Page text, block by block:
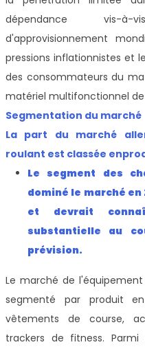
dépendance vis-
d'approvisionnement
pressions inflationnistes et
des consommateurs du
matériel multifonctionnel
Segmentation du marché
La part du marché
roulant est classée en
Le segment des
dominé le marché
et devrait
substantielle au
prévision.
Le marché de
segmenté par produit
vêtements de course,
trackers de fitness.